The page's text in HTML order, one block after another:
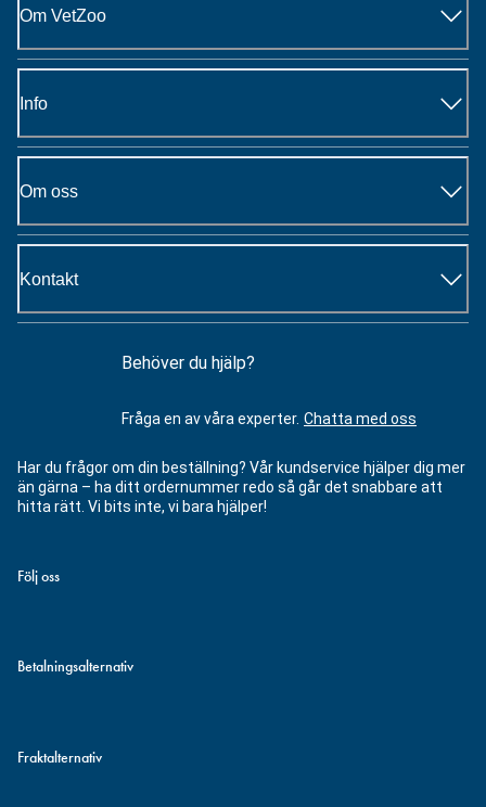
Om VetZoo
Info
Om oss
Kontakt
Behöver du hjälp?
Fråga en av våra experter. Chatta med oss
Har du frågor om din beställning? Vår kundservice hjälper dig mer
än gärna – ha ditt ordernummer redo så går det snabbare att
hitta rätt. Vi bits inte, vi bara hjälper!
Följ oss
Betalningsalternativ
Fraktalternativ